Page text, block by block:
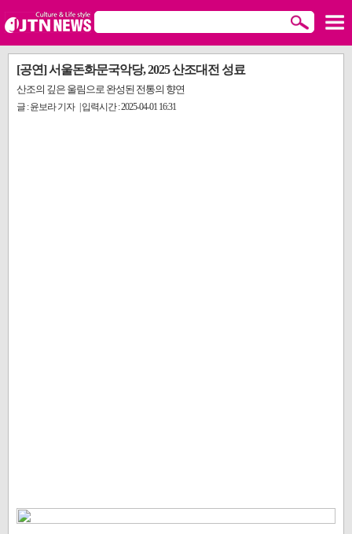
[공연] 서울돈화문국악당, 2025 산조대전 성료
산조의 깊은 울림으로 완성된 전통의 향연
글 : 윤보라 기자 | 입력시간 : 2025-04-01 16:31